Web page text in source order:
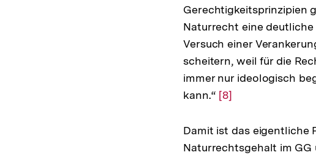
Gerechtigkeitsprinzipien
Naturrecht eine
Versuch einer
scheitern, weil für die
immer nur ideologisch
kann.“ Zur
der
Fußnote
[8]
Damit ist das eigentliche
Naturrechtsgehalt im GG